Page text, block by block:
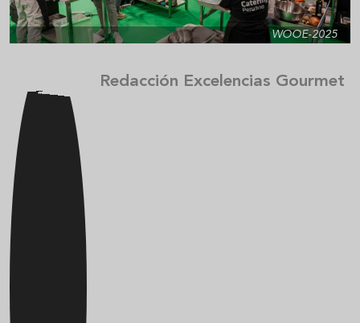
WOOE-2025
Redacción Excelencias Gourmet